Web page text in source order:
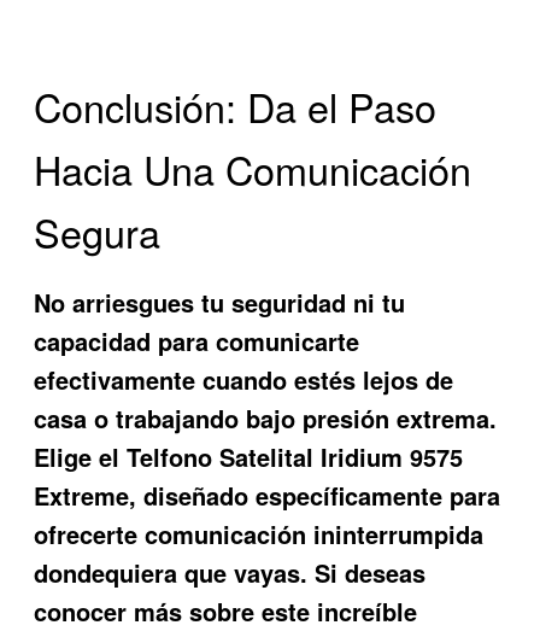
Conclusión: Da el Paso
Hacia Una Comunicación
Segura
No arriesgues tu seguridad ni tu
capacidad para comunicarte
efectivamente cuando estés lejos de
casa o trabajando bajo presión extrema.
Elige elTelfono Satelital Iridium 9575
Extreme, diseñado específicamente para
ofrecerte comunicación ininterrumpida
dondequiera que vayas. Si deseas
conocer más sobre este increíble